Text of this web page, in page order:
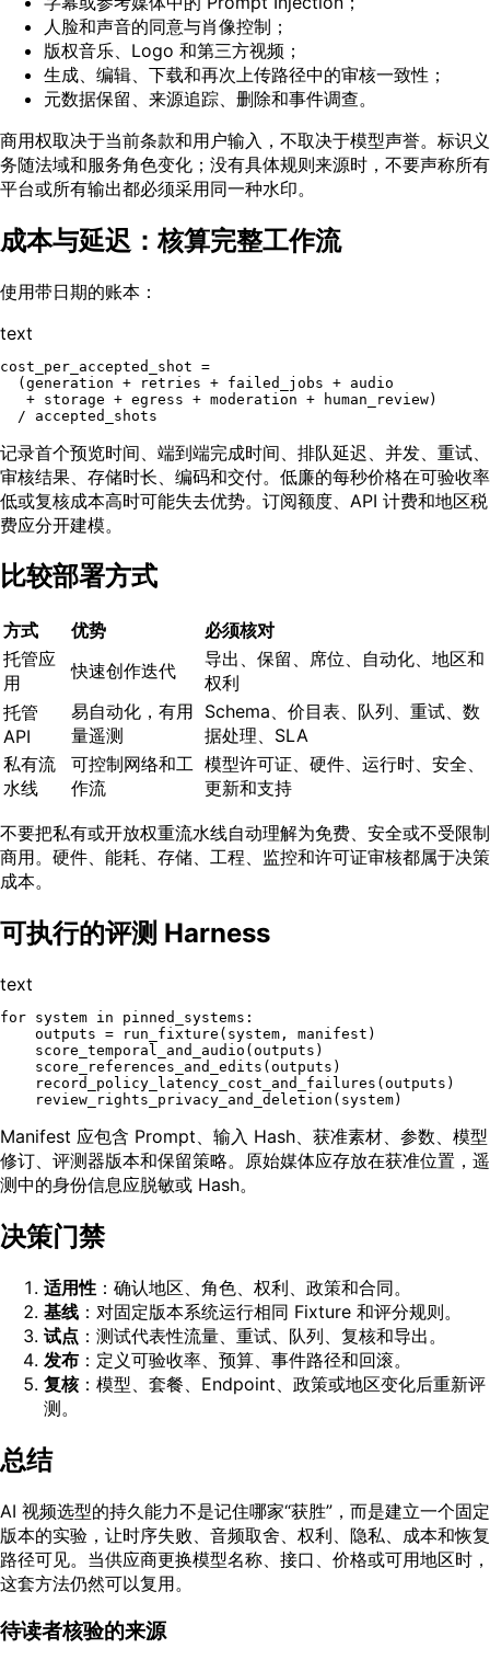
人脸和声音的同意与肖像控制；
版权音乐、Logo 和第三方视频；
生成、编辑、下载和再次上传路径中的审核一致性；
元数据保留、来源追踪、删除和事件调查。
商用权取决于当前条款和用户输入，不取决于模型声誉。标识义
务随法域和服务角色变化；没有具体规则来源时，不要声称所有
平台或所有输出都必须采用同一种水印。
成本与延迟：核算完整工作流
使用带日期的账本：
text
cost_per_accepted_shot =
  (generation + retries + failed_jobs + audio
   + storage + egress + moderation + human_review)
记录首个预览时间、端到端完成时间、排队延迟、并发、重试、
审核结果、存储时长、编码和交付。低廉的每秒价格在可验收率
低或复核成本高时可能失去优势。订阅额度、API 计费和地区税
费应分开建模。
比较部署方式
方式 优势
必须核对
托管应
用
快速创作迭代
导出、保留、席位、自动化、地区和
权利
托管
API
易自动化，有用
量遥测
Schema、价目表、队列、重试、数
据处理、SLA
私有流
水线
可控制网络和工
作流
模型许可证、硬件、运行时、安全、
更新和支持
不要把私有或开放权重流水线自动理解为免费、安全或不受限制
商用。硬件、能耗、存储、工程、监控和许可证审核都属于决策
成本。
可执行的评测 Harness
text
for system in pinned_systems:
    outputs = run_fixture(system, manifest)
    score_temporal_and_audio(outputs)
    score_references_and_edits(outputs)
    record_policy_latency_cost_and_failures(outputs)
Manifest 应包含 Prompt、输入 Hash、获准素材、参数、模型
修订、评测器版本和保留策略。原始媒体应存放在获准位置，遥
测中的身份信息应脱敏或 Hash。
决策门禁
适用性 ：确认地区、角色、权利、政策和合同。
基线 ：对固定版本系统运行相同 Fixture 和评分规则。
试点 ：测试代表性流量、重试、队列、复核和导出。
发布 ：定义可验收率、预算、事件路径和回滚。
复核：模型、套餐、Endpoint、政策或地区变化后重新评
测。
总结
AI 视频选型的持久能力不是记住哪家“获胜”，而是建立一个固定
版本的实验，让时序失败、音频取舍、权利、隐私、成本和恢复
路径可见。当供应商更换模型名称、接口、价格或可用地区时，
这套方法仍然可以复用。
待读者核验的来源